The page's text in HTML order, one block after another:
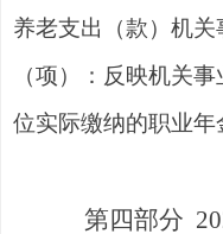
养老支出（款）机
（项）：反映机关
位实际缴纳的职业年
第四部分